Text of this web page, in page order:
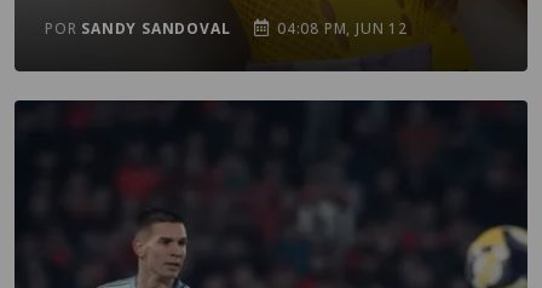
POR SANDY SANDOVAL 04:08 PM, JUN 12